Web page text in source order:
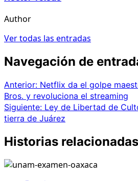
Author
Ver todas las entradas
Navegación de
Anterior: Netflix da el golpe
Bros. y revoluciona el streaming
Siguiente: Ley de Libertad de
tierra de Juárez
Historias relacionadas